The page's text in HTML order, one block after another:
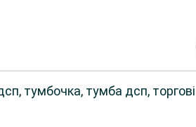
тумбочка, тумба дсп, торгові